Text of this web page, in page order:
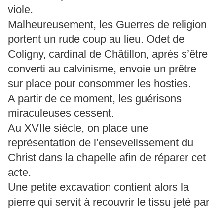
viole.
Malheureusement, les Guerres de religion
portent un rude coup au lieu. Odet de
Coligny, cardinal de Châtillon, après s’être
converti au calvinisme, envoie un prêtre
sur place pour consommer les hosties.
A partir de ce moment, les guérisons
miraculeuses cessent.
Au XVIIe siècle, on place une
représentation de l’ensevelissement du
Christ dans la chapelle afin de réparer cet
acte.
Une petite excavation contient alors la
pierre qui servit à recouvrir le tissu jeté par